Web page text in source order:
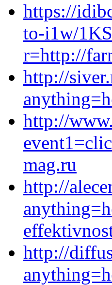
https://
to-i1w/
r=http://
http://
http://
mag.ru
http://
http://